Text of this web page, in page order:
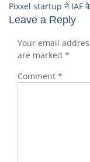
Pixxel startup ने IAF के
Leave a Reply
Your email
are marked *
Comment *